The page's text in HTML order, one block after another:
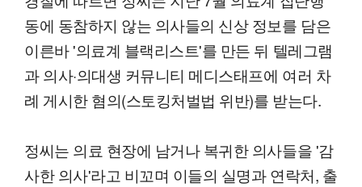
동에 동참하지 않는 의사들의 신상 정보를 담은
이른바 '의료계 블랙리스트'를 만든 뒤 텔레그램
과 의사·의대생 커뮤니티 메디스태프에 여러 차
례 게시한 혐의(스토킹처벌법 위반)를 받는다.
정씨는 의료 현장에 남거나 복귀한 의사들을 '감
사한 의사'라고 비꼬며 이들의 실명과 연락처, 출